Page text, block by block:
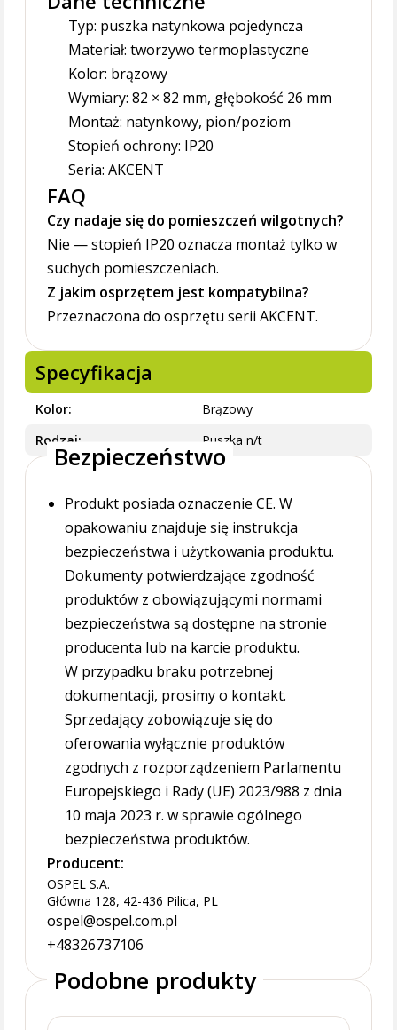
Typ: puszka natynkowa pojedyncza
Materiał: tworzywo termoplastyczne
Kolor: brązowy
Wymiary: 82 × 82 mm, głębokość 26 mm
Montaż: natynkowy, pion/poziom
Stopień ochrony: IP20
Seria: AKCENT
FAQ
Czy nadaje się do pomieszczeń wilgotnych?
Nie — stopień IP20 oznacza montaż tylko w
suchych pomieszczeniach.
Z jakim osprzętem jest kompatybilna?
Przeznaczona do osprzętu serii AKCENT.
Specyfikacja
Kolor
Brązowy
Rodzaj
Puszka n/t
Bezpieczeństwo
Produkt posiada oznaczenie CE. W
opakowaniu znajduje się instrukcja
bezpieczeństwa i użytkowania produktu.
Dokumenty potwierdzające zgodność
produktów z obowiązującymi normami
bezpieczeństwa są dostępne na stronie
producenta lub na karcie produktu.
W przypadku braku potrzebnej
dokumentacji, prosimy o kontakt.
Sprzedający zobowiązuje się do
oferowania wyłącznie produktów
zgodnych z rozporządzeniem Parlamentu
Europejskiego i Rady (UE) 2023/988 z dnia
10 maja 2023 r. w sprawie ogólnego
bezpieczeństwa produktów.
Producent:
OSPEL S.A.
Główna 128, 42-436 Pilica, PL
ospel@ospel.com.pl
+48326737106
Podobne produkty